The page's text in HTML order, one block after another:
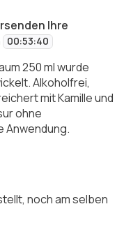
Ihre
00:53:40
250 ml wurde
Alkoholfrei,
mit Kamille und
ohne
Anwendung.
noch am selben